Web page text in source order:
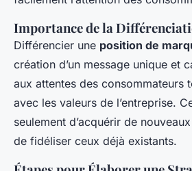
Importance de la
Différencier une position de
création d’un message unique et
aux attentes des consommateurs
avec les valeurs de l’entreprise.
seulement d’acquérir de
de fidéliser ceux déjà existants.